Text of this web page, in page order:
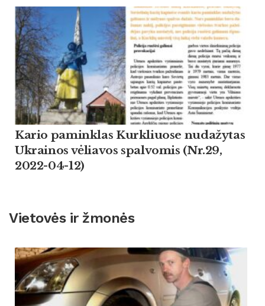
Kario paminklas Kurkliuose nudažytas
Ukrainos vėliavos spalvomis (Nr.29,
2022-04-12)
Vietovės ir žmonės